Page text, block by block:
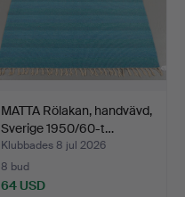
MATTA Rölakan, handvävd,
Sverige 1950/60-t…
Klubbades 8 jul 2026
8 bud
64 USD